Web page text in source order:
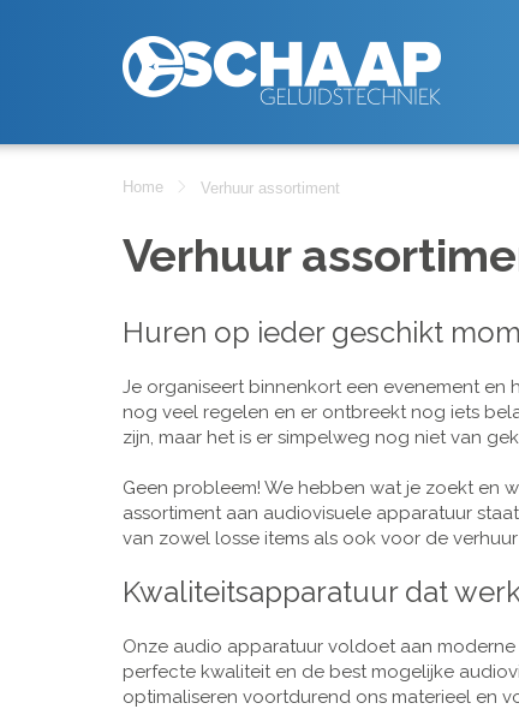
Home Verhuur assortiment
Verhuur
Huren op ieder geschikt
Je organiseert binnenkort een evenement en
nog veel regelen en er ontbreekt nog iets
zijn, maar het is er simpelweg nog niet van
Geen probleem! We hebben wat je zoekt en
assortiment aan audiovisuele apparatuur
van zowel losse items als ook voor de
Kwaliteitsapparatuur dat
Onze audio apparatuur voldoet aan
perfecte kwaliteit en de best mogelijke
optimaliseren voortdurend ons materieel en